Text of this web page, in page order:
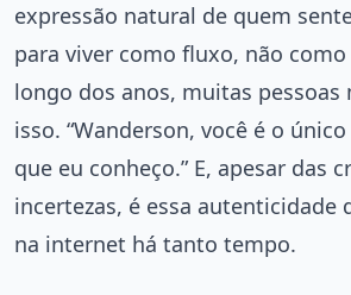
expressão natural de quem
para viver como fluxo, não
longo dos anos, muitas pessoas
isso. “Wanderson, você é o
que eu conheço.” E, apesar das
incertezas, é essa autenticidade
na internet há tanto tempo.